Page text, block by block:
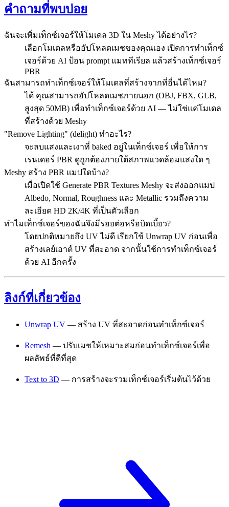
คำถามที่พบบ่อย
ฉันจะเพิ่มเท็กซ์เจอร์ให้โมเดล 3D ใน Meshy ได้อย่างไร?
เลือกโมเดลหรืออัปโหลดเมชของคุณเอง เปิดการทำเท็กซ์
เจอร์ด้วย AI ป้อน prompt แมททีเรียล แล้วสร้างเท็กซ์เจอร์
PBR
ฉันสามารถทำเท็กซ์เจอร์ให้โมเดลที่สร้างจากที่อื่นได้ไหม?
ได้ คุณสามารถอัปโหลดเมชภายนอก (OBJ, FBX, GLB,
สูงสุด 50MB) เพื่อทำเท็กซ์เจอร์ด้วย AI — ไม่ใช่แค่โมเดล
ที่สร้างด้วย Meshy
"Remove Lighting" (delight) ทำอะไร?
จะลบแสงและเงาที่ baked อยู่ในเท็กซ์เจอร์ เพื่อให้การ
เรนเดอร์ PBR ดูถูกต้องภายใต้สภาพแวดล้อมแสงใด ๆ
Meshy สร้าง PBR แมปใดบ้าง?
เมื่อเปิดใช้ Generate PBR Textures Meshy จะส่งออกแมป
Albedo, Normal, Roughness และ Metallic รวมถึงความ
ละเอียด HD 2K/4K ที่เป็นตัวเลือก
ทำไมเท็กซ์เจอร์ของฉันจึงมีรอยต่อหรือบิดเบี้ยว?
โดยปกติหมายถึง UV ไม่ดี เรียกใช้ Unwrap UV ก่อนเพื่อ
สร้างเลย์เอาต์ UV ที่สะอาด จากนั้นใช้การทำเท็กซ์เจอร์
ด้วย AI อีกครั้ง
ลิงก์ที่เกี่ยวข้อง
Unwrap UV — สร้าง UV ที่สะอาดก่อนทำเท็กซ์เจอร์
Remesh — ปรับเมชให้เหมาะสมก่อนทำเท็กซ์เจอร์เพื่อ
ผลลัพธ์ที่ดีที่สุด
Text to 3D — การสร้างจะรวมเท็กซ์เจอร์เริ่มต้นไว้ด้วย